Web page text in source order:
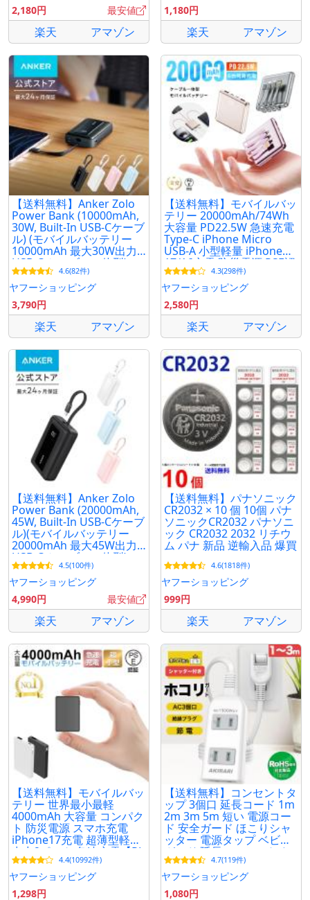
2,180円
最安値
楽天 アマゾン
1,180円
楽天 アマゾン
【送料無料】Anker Zolo
Power Bank (10000mAh,
30W, Built-In USB-Cケーブ
ル) (モバイルバッテリー
10000mAh 最大30W出力
USB-C ケーブル一体型)
4.6(82件)
ヤフーショッピング
3,790円
楽天 アマゾン
【送料無料】モバイルバッ
テリー 20000mAh/74Wh
大容量 PD22.5W 急速充電
Type-C iPhone Micro
USB-A 小型軽量 iPhone
17/16充電 防災電源 PSE認
証【PL保険加入済み・安
心】
4.3(298件)
ヤフーショッピング
2,580円
楽天 アマゾン
【送料無料】Anker Zolo
Power Bank (20000mAh,
45W, Built-In USB-Cケーブ
ル)(モバイルバッテリー
20000mAh 最大45W出力
USB-C ケーブル一体型)
4.5(100件)
ヤフーショッピング
4,990円
最安値
楽天 アマゾン
【送料無料】パナソニック
CR2032 × 10 個 10個 パナ
ソニックCR2032 パナソニ
ック CR2032 2032 リチウ
ム パナ 新品 逆輸入品 爆買
4.6(1818件)
ヤフーショッピング
999円
楽天 アマゾン
【送料無料】モバイルバッ
テリー 世界最小最軽
4000mAh 大容量 コンパク
ト 防災電源 スマホ充電
iPhone17充電 超薄型軽量
出力2ポート 急速充電【PL
保険加入済み製品・安心】
4.4(10992件)
ヤフーショッピング
1,298円
【送料無料】コンセントタ
ップ 3個口 延長コード 1m
2m 3m 5m 短い 電源コー
ド 安全ガード ほこりシャ
ッター 電源タップ ベビー
ガード 延長コンセント た
こあしコンセント
4.7(119件)
ヤフーショッピング
1,080円